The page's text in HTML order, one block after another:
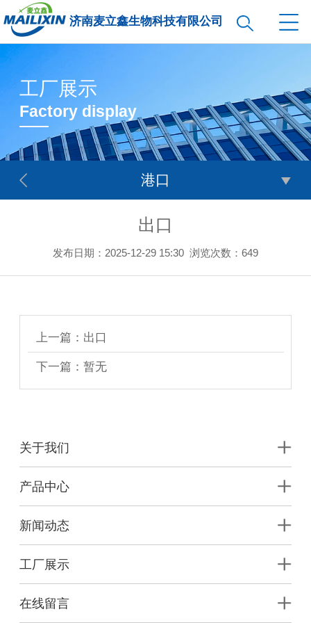
济南麦立鑫生物科技有限公司
工厂展示
Factory display
港口
出口
发布日期：2025-12-29 15:30 浏览次数：649
上一篇：出口
下一篇：暂无
关于我们
产品中心
新闻动态
工厂展示
在线留言